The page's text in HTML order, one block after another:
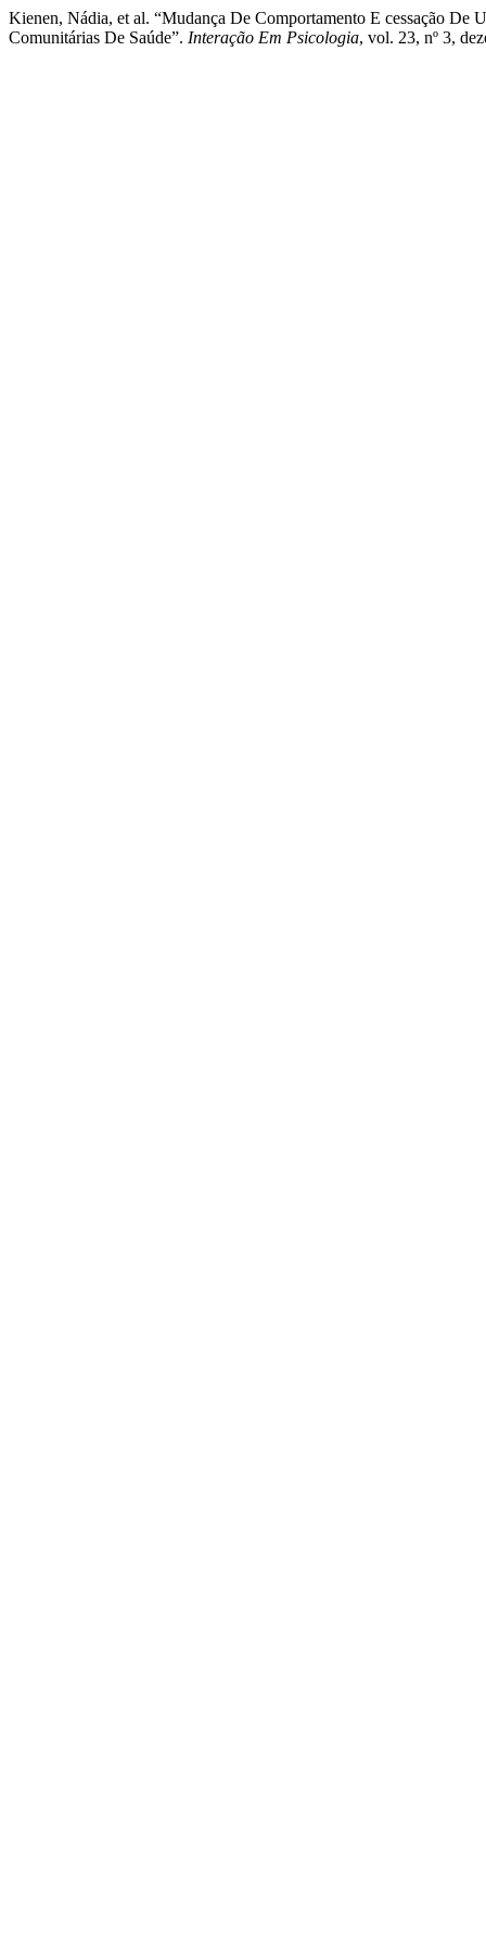
Kienen, Nádia, et al. “Mudança De Comportamento E cessação
Comunitárias De Saúde”. Interação Em Psicologia, vol. 23, nº 3,